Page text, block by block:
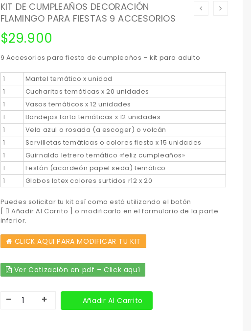
KIT DE CUMPLEAÑOS DECORACIÓN
FLAMINGO PARA FIESTAS 9 ACCESORIOS
$29.900
9 Accesorios para fiesta de cumpleaños – kit para adulto
1
Mantel temático x unidad
1
Cucharitas temáticas x 20 unidades
1
Vasos temáticos x 12 unidades
1
Bandejas torta temáticas x 12 unidades
1
Vela azul o rosada (a escoger) o volcán
1
Servilletas temáticas o colores fiesta x 15 unidades
1
Guirnalda letrero temático «feliz cumpleaños»
1
Festón (acordeón papel seda) temático
1
Globos latex colores surtidos r12 x 20
Puedes solicitar tu kit así como está utilizando el botón
[
Añadir Al Carrito ] o modificarlo en el formulario de la parte
inferior.
CLICK AQUI PARA MODIFICAR TU KIT
Ver Cotización en pdf – Click aquí
Añadir Al Carrito